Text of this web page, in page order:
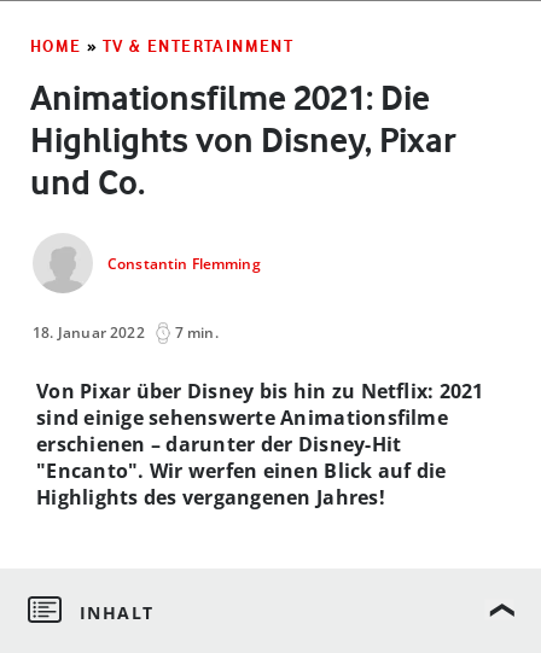
HOME » TV & ENTERTAINMENT
Animationsfilme 2021: Die
Highlights von Disney, Pixar
und Co.
Constantin Flemming
18. Januar 2022 7 min.
Von Pixar über Disney bis hin zu Netflix: 2021
sind einige sehenswerte Animationsfilme
erschienen – darunter der Disney-Hit
"Encanto". Wir werfen einen Blick auf die
Highlights des vergangenen Jahres!